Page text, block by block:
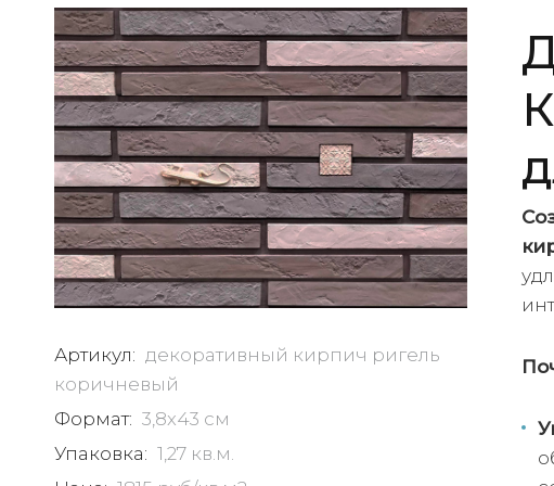
Артикул: декоративный кирпич ригель
коричневый
Формат: 3,8х43 см
Упаковка: 1,27 кв.м.